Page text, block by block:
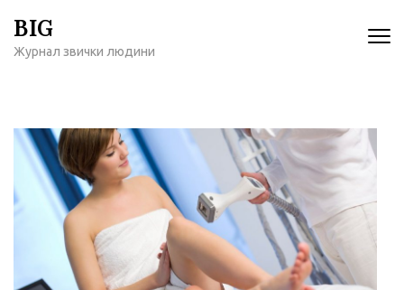
содержимому
BIG
Журнал звички людини